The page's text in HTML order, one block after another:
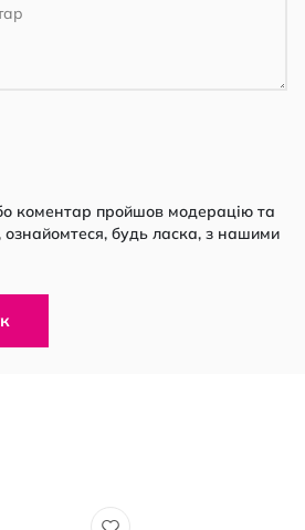
коментар пройшов модерацію та
ознайомтеся, будь ласка, з нашими